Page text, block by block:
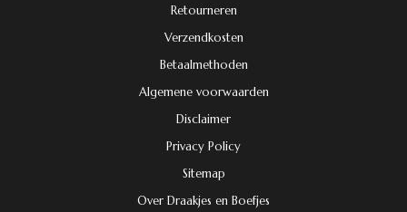
Retourneren
Verzendkosten
Betaalmethoden
Algemene voorwaarden
Disclaimer
Privacy Policy
Sitemap
Over Draakjes en Boefjes